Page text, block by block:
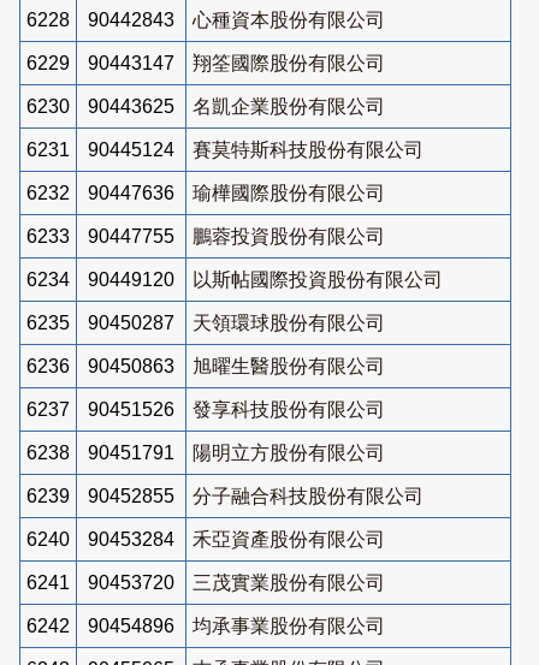
6228 90442843 心種資本股份有限公司
6229 90443147 翔筌國際股份有限公司
6230 90443625 名凱企業股份有限公司
6231 90445124 賽莫特斯科技股份有限公司
6232 90447636 瑜樺國際股份有限公司
6233 90447755 鵬蓉投資股份有限公司
6234 90449120 以斯帖國際投資股份有限公司
6235 90450287 天領環球股份有限公司
6236 90450863 旭曜生醫股份有限公司
6237 90451526 發享科技股份有限公司
6238 90451791 陽明立方股份有限公司
6239 90452855 分子融合科技股份有限公司
6240 90453284 禾亞資產股份有限公司
6241 90453720 三茂實業股份有限公司
6242 90454896 均承事業股份有限公司